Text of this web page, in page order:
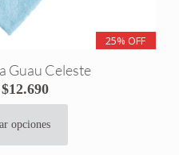
25% OFF
Guau Celeste
El
precio
original
$12.690El
precio
actual
opciones